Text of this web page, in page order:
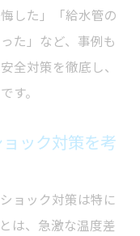
した」「給水管の
た」など、事例も
全対策を徹底し、
す。
ック対策を考
ョック対策は特に
は、急激な温度差